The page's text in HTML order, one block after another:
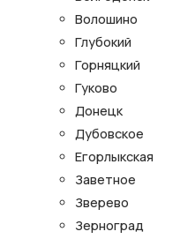
Волошино
Глубокий
Горняцкий
Гуково
Донецк
Дубовское
Егорлыкская
Заветное
Зверево
Зерноград